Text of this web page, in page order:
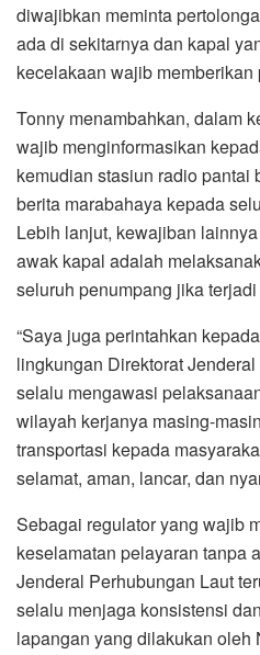
diwajibkan meminta
ada di sekitarnya dan kapal
kecelakaan wajib memberikan
Tonny menambahkan, dalam
wajib menginformasikan
kemudian stasiun radio pantai
berita marabahaya kepada
Lebih lanjut, kewajiban
awak kapal adalah
seluruh penumpang jika
“Saya juga perintahkan
lingkungan Direktorat
selalu mengawasi
wilayah kerjanya masing-
transportasi kepada
selamat, aman, lancar, dan
Sebagai regulator yang wajib
keselamatan pelayaran tanpa
Jenderal Perhubungan Laut
selalu menjaga konsistensi
lapangan yang dilakukan oleh